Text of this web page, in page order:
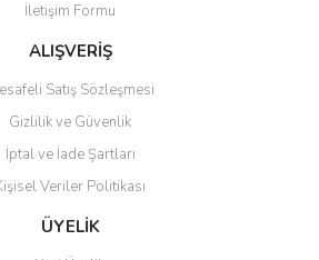
Gönder
İletişim Formu
ALIŞVERİŞ
Satış Sözleşmesi
Gizlilik ve Güvenlik
İptal ve İade Şartları
Veriler Politikası
ÜYELİK